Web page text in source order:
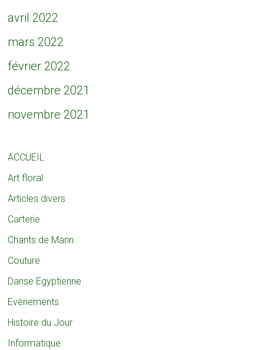
avril 2022
mars 2022
février 2022
décembre 2021
novembre 2021
ACCUEIL
Art floral
Articles divers
Carterie
Chants de Marin
Couture
Danse Egyptienne
Evènements
Histoire du Jour
Informatique